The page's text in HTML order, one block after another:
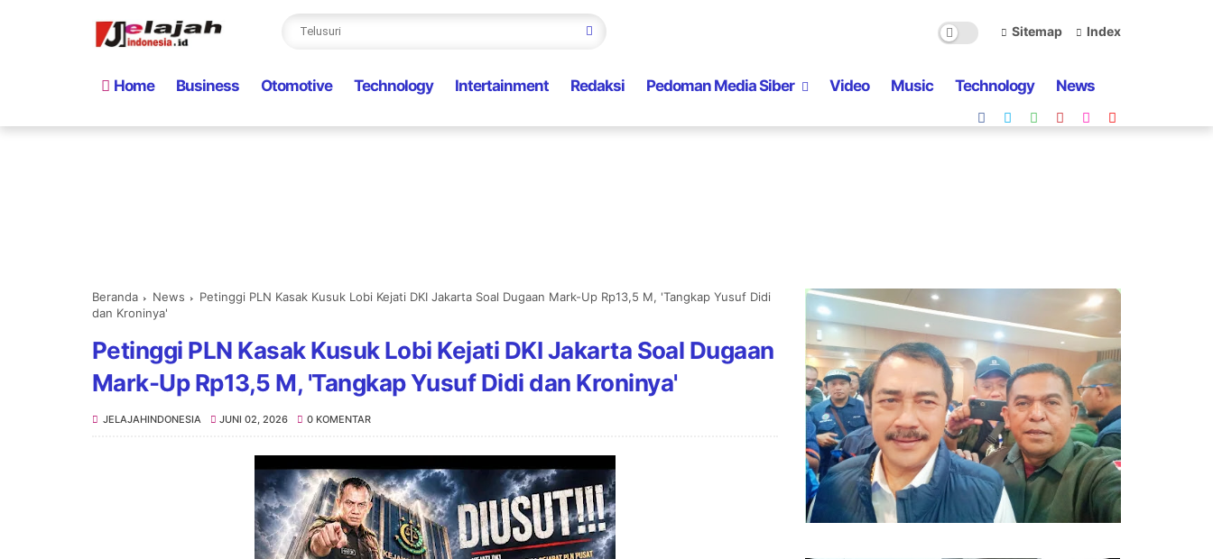
Sitemap Index
Home Business Otomotive Technology Intertainment Redaksi Pedoman Media Siber Video Music Technology News
Beranda News
Petinggi PLN Kasak Kusuk Lobi Kejati DKI Jakarta Soal Dugaan Mark-Up Rp13,5 M, 'Tangkap Yusuf Didi
dan Kroninya'
Petinggi PLN Kasak Kusuk Lobi Kejati DKI Jakarta Soal Dugaan
Mark-Up Rp13,5 M, 'Tangkap Yusuf Didi dan Kroninya'
JELAJAHINDONESIA JUNI 02, 2026 0 KOMENTAR